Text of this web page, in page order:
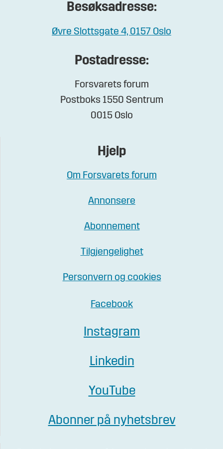
Besøksadresse:
Øvre Slottsgate 4, 0157 Oslo
Postadresse:
Forsvarets forum
Postboks 1550 Sentrum
0015 Oslo
Hjelp
Om Forsvarets forum
Annonsere
Abonnement
Tilgjengelighet
Personvern og cookies
Facebook
Instagram
Linkedin
YouTube
Abonner på nyhetsbrev